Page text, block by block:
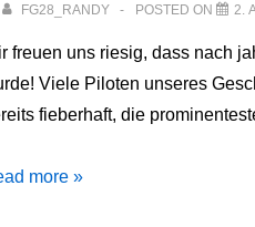
FG28_RANDY POSTED ON 2.
freuen uns riesig, dass nach
Viele Piloten unseres
fieberhaft, die
more »